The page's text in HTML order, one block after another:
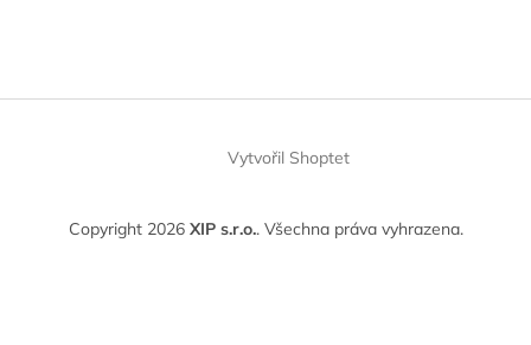
Vytvořil Shoptet
Copyright 2026 XIP s.r.o.. Všechna práva vyhrazena.